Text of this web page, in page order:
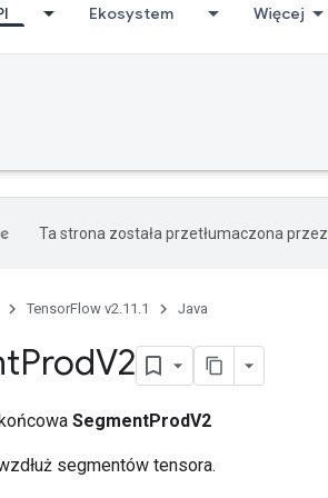
Ekosystem Więcej
Ta strona została przetłumaczona przez
TensorFlow v2.11.1 Java
ProdV2
SegmentProdV2
segmentów tensora.